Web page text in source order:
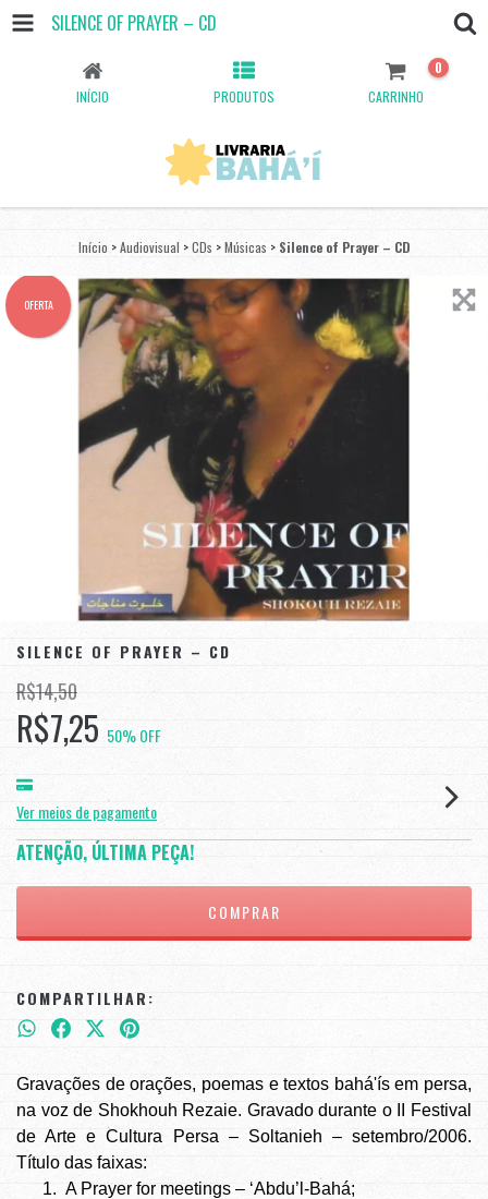
SILENCE OF PRAYER – CD
INÍCIO PRODUTOS CARRINHO
0
Início > Audiovisual > CDs > Músicas > Silence of Prayer – CD
OFERTA
SILENCE OF PRAYER – CD
R$14,50
R$7,25 50% OFF
Ver meios de pagamento
ATENÇÃO, ÚLTIMA PEÇA!
COMPARTILHAR:
Gravações de orações, poemas e textos bahá'ís em persa,
na voz de Shokhouh Rezaie. Gravado durante o II Festival
de Arte e Cultura Persa – Soltanieh – setembro/2006.
Título das faixas:
1. A Prayer for meetings – ‘Abdu’l-Bahá;